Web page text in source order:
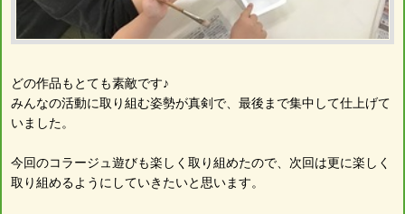
どの作品もとても素敵です♪
みんなの活動に取り組む姿勢が真剣で、最後まで集中して仕上げて
いました。
今回のコラージュ遊びも楽しく取り組めたので、次回は更に楽しく
取り組めるようにしていきたいと思います。